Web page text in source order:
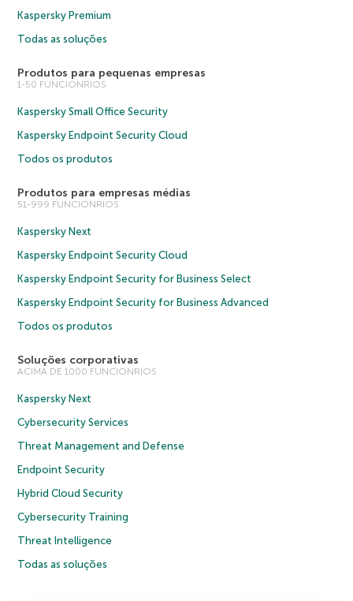
Kaspersky Premium
Todas as soluções
Produtos para pequenas empresas
1-50 FUNCIONRIOS
Kaspersky Small Office Security
Kaspersky Endpoint Security Cloud
Todos os produtos
Produtos para empresas médias
51-999 FUNCIONRIOS
Kaspersky Next
Kaspersky Endpoint Security Cloud
Kaspersky Endpoint Security for Business Select
Kaspersky Endpoint Security for Business Advanced
Todos os produtos
Soluções corporativas
ACIMA DE 1000 FUNCIONRIOS
Kaspersky Next
Cybersecurity Services
Threat Management and Defense
Endpoint Security
Hybrid Cloud Security
Cybersecurity Training
Threat Intelligence
Todas as soluções